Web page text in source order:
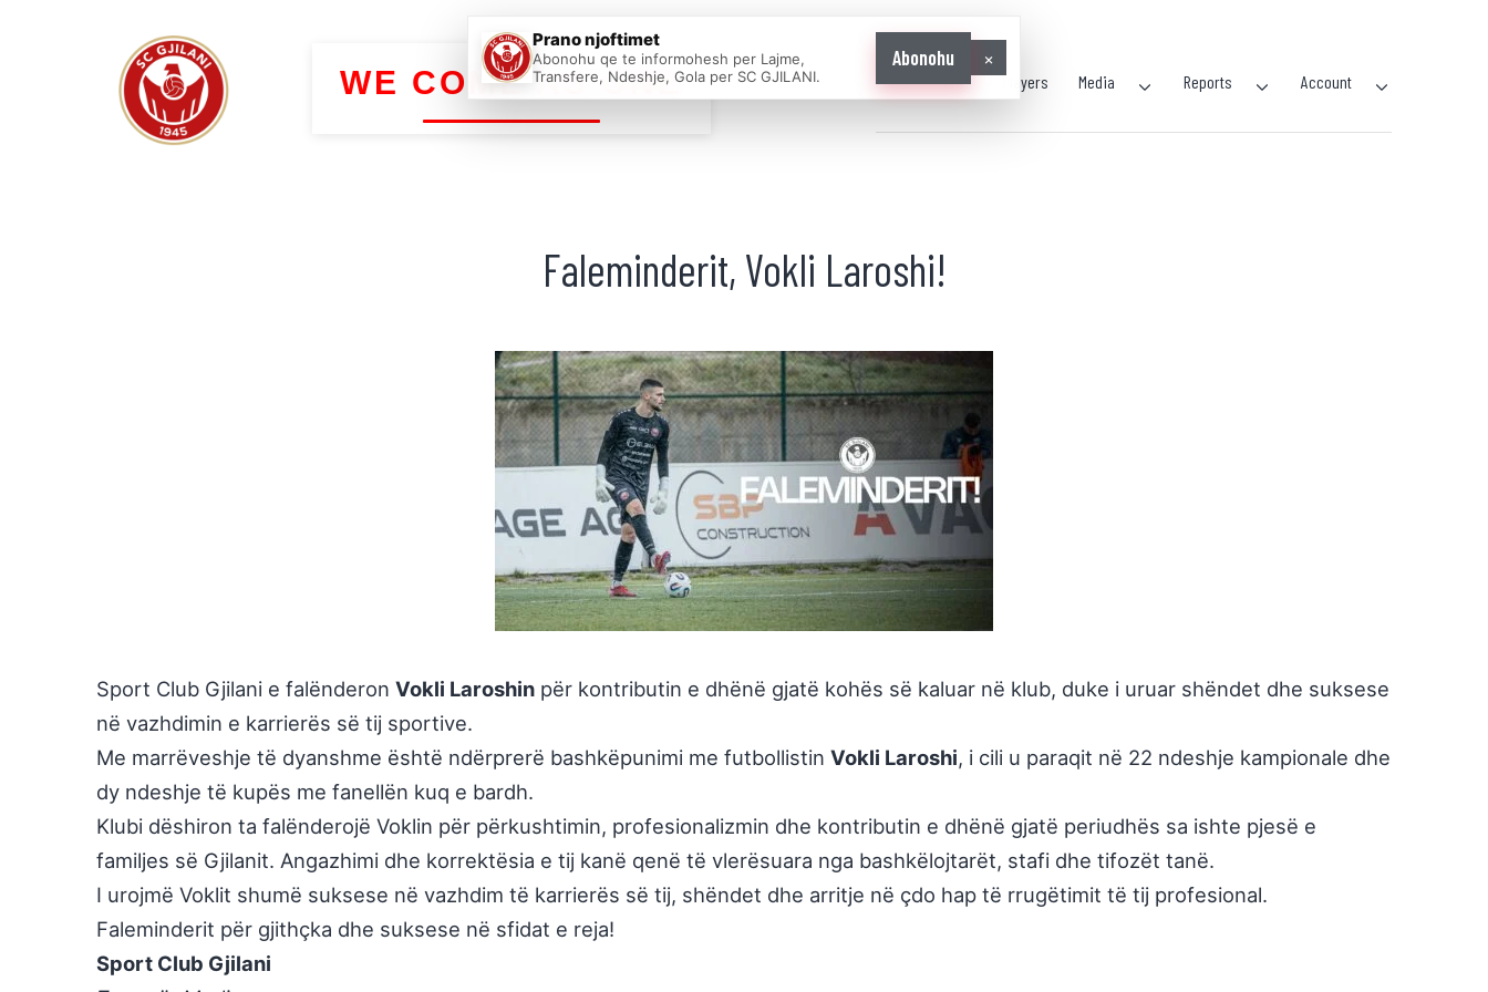
WE COME AS ONE Home News Players Media Reports Account
Faleminderit, Vokli Laroshi!
Sport Club Gjilani e falënderon Vokli Laroshin për kontributin e dhënë gjatë kohës së kaluar në klub, duke i uruar shëndet dhe suksese
në vazhdimin e karrierës së tij sportive.
Me marrëveshje të dyanshme është ndërprerë bashkëpunimi me futbollistin Vokli Laroshi, i cili u paraqit në 22 ndeshje kampionale dhe
dy ndeshje të kupës me fanellën kuq e bardh.
Klubi dëshiron ta falënderojë Voklin për përkushtimin, profesionalizmin dhe kontributin e dhënë gjatë periudhës sa ishte pjesë e
familjes së Gjilanit. Angazhimi dhe korrektësia e tij kanë qenë të vlerësuara nga bashkëlojtarët, stafi dhe tifozët tanë.
I urojmë Voklit shumë suksese në vazhdim të karrierës së tij, shëndet dhe arritje në çdo hap të rrugëtimit të tij profesional.
Faleminderit për gjithçka dhe suksese në sfidat e reja!
Sport Club Gjilani
Prano njoftimet
Abonohu qe te informohesh per Lajme,
Transfere, Ndeshje, Gola per SC GJILANI.
Abonohu ×